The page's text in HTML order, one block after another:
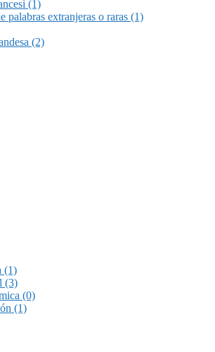
(1)
extranjeras o raras (1)
(2)
(1)
(3)
(0)
(1)